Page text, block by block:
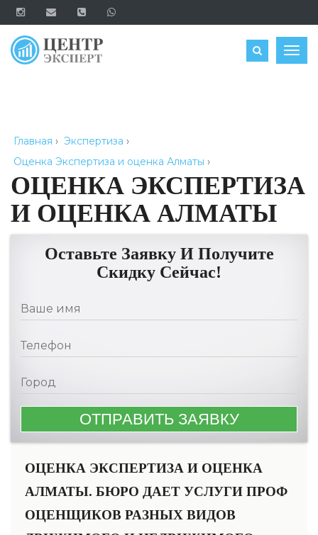
ОЦЕНИТЬ
Главная › Экспертиза ›
Оценка Экспертиза и оценка Алматы ›
ОЦЕНКА ЭКСПЕРТИЗА
И ОЦЕНКА АЛМАТЫ
Оставьте Заявку И Получите
Скидку Сейчас!
ОЦЕНКА ЭКСПЕРТИЗА И ОЦЕНКА
АЛМАТЫ. БЮРО ДАЕТ УСЛУГИ ПРОФ
ОЦЕНЩИКОВ РАЗНЫХ ВИДОВ